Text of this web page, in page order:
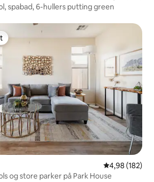
spabad, 6-hullers putting green
4,98 ud af 5 i
4,98 (182)
og store parker på Park House